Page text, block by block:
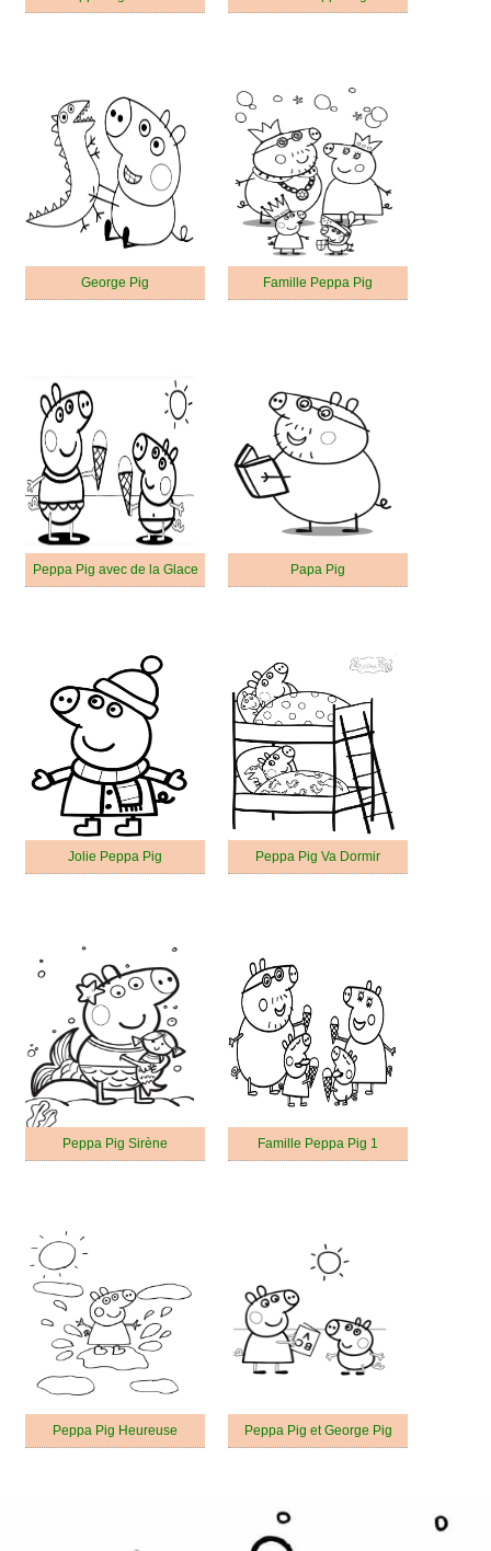
George Pig Famille Peppa Pig
Peppa Pig avec de la Glace Papa Pig
Jolie Peppa Pig Peppa Pig Va Dormir
Peppa Pig Sirène Famille Peppa Pig 1
Peppa Pig Heureuse Peppa Pig et George Pig